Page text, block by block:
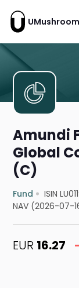
UMushroom
Amundi
Global
(C)
Fund ISIN
NAV (2026-07-
EUR 16.27